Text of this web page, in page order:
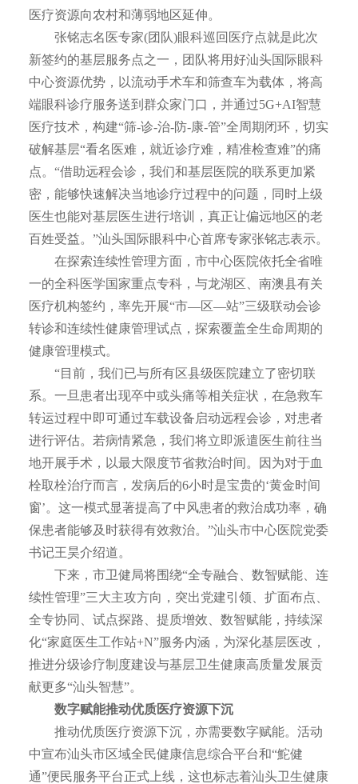
医疗资源向农村和薄弱地区延伸。
张铭志名医专家(团队)眼科巡回医疗点就是此次
新签约的基层服务点之一，团队将用好汕头国际眼科
中心资源优势，以流动手术车和筛查车为载体，将高
端眼科诊疗服务送到群众家门口，并通过5G+AI智慧
医疗技术，构建“筛-诊-治-防-康-管”全周期闭环，切实
破解基层“看名医难，就近诊疗难，精准检查难”的痛
点。“借助远程会诊，我们和基层医院的联系更加紧
密，能够快速解决当地诊疗过程中的问题，同时上级
医生也能对基层医生进行培训，真正让偏远地区的老
百姓受益。”汕头国际眼科中心首席专家张铭志表示。
在探索连续性管理方面，市中心医院依托全省唯
一的全科医学国家重点专科，与龙湖区、南澳县有关
医疗机构签约，率先开展“市—区—站”三级联动会诊
转诊和连续性健康管理试点，探索覆盖全生命周期的
健康管理模式。
“目前，我们已与所有区县级医院建立了密切联
系。一旦患者出现卒中或头痛等相关症状，在急救车
转运过程中即可通过车载设备启动远程会诊，对患者
进行评估。若病情紧急，我们将立即派遣医生前往当
地开展手术，以最大限度节省救治时间。因为对于血
栓取栓治疗而言，发病后的6小时是宝贵的‘黄金时间
窗’。这一模式显著提高了中风患者的救治成功率，确
保患者能够及时获得有效救治。”汕头市中心医院党委
书记王昊介绍道。
下来，市卫健局将围绕“全专融合、数智赋能、连
续性管理”三大主攻方向，突出党建引领、扩面布点、
全专协同、试点探路、提质增效、数智赋能，持续深
化“家庭医生工作站+N”服务内涵，为深化基层医改，
推进分级诊疗制度建设与基层卫生健康高质量发展贡
献更多“汕头智慧”。
数字赋能推动优质医疗资源下沉
推动优质医疗资源下沉，亦需要数字赋能。活动
中宣布汕头市区域全民健康信息综合平台和“鮀健
通”便民服务平台正式上线，这也标志着汕头卫生健康